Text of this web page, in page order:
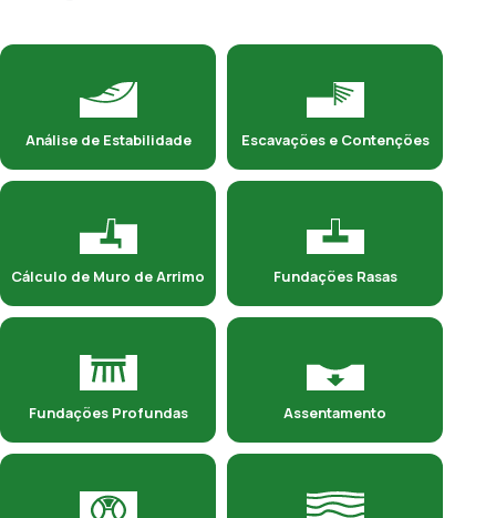
Análise de Estabilidade Escavações e Contenções
Cálculo de Muro de Arrimo Fundações Rasas
Fundações Profundas Assentamento